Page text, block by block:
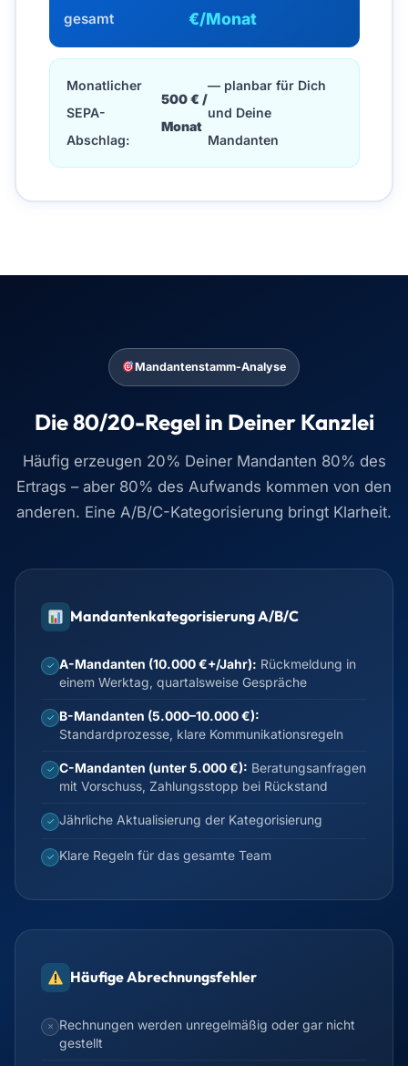
gesamt
€/Monat
Monatlicher
SEPA-
Abschlag:
500 € /
Monat
— planbar für Dich
und Deine
Mandanten
Mandantenstamm-Analyse
Die 80/20-Regel in Deiner Kanzlei
Häufig erzeugen 20% Deiner Mandanten 80% des
Ertrags – aber 80% des Aufwands kommen von den
anderen. Eine A/B/C-Kategorisierung bringt Klarheit.
Mandantenkategorisierung A/B/C
✓ A-Mandanten (10.000 €+/Jahr): Rückmeldung in
einem Werktag, quartalsweise Gespräche
✓ B-Mandanten (5.000–10.000 €):
Standardprozesse, klare Kommunikationsregeln
✓ C-Mandanten (unter 5.000 €): Beratungsanfragen
mit Vorschuss, Zahlungsstopp bei Rückstand
✓ Jährliche Aktualisierung der Kategorisierung
✓ Klare Regeln für das gesamte Team
Häufige Abrechnungsfehler
✗
Rechnungen werden unregelmäßig oder gar nicht
gestellt